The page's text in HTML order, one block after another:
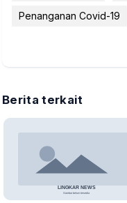
Penanganan Covid-19
Berita terkait